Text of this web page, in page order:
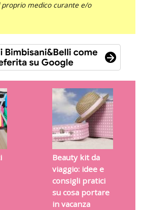
medico curante e/o
Beauty kit da
viaggio: idee e
consigli pratici
su cosa portare
in vacanza